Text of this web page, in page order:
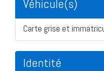
Véhicule(s)
Carte grise et
Identité